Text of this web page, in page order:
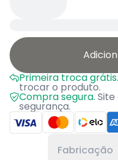
Primeira troca grátis.
trocar o produto.
Compra segura.
segurança.
Fabricação